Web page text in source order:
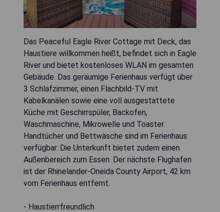
Das Peaceful Eagle River Cottage mit Deck, das
Haustiere willkommen heißt, befindet sich in Eagle
River und bietet kostenloses WLAN im gesamten
Gebäude. Das geräumige Ferienhaus verfügt über
3 Schlafzimmer, einen Flachbild-TV mit
Kabelkanälen sowie eine voll ausgestattete
Küche mit Geschirrspüler, Backofen,
Waschmaschine, Mikrowelle und Toaster.
Handtücher und Bettwäsche sind im Ferienhaus
verfügbar. Die Unterkunft bietet zudem einen
Außenbereich zum Essen. Der nächste Flughafen
ist der Rhinelander-Oneida County Airport, 42 km
vom Ferienhaus entfernt.
- Haustierrfreundlich